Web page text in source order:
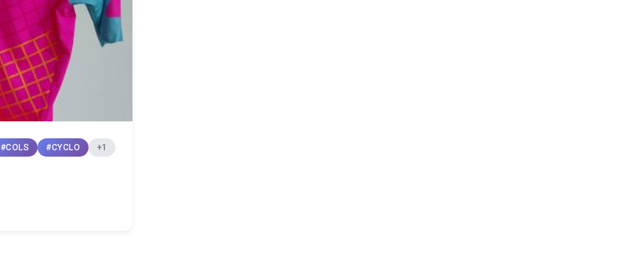
#COLS #CYCLO +1